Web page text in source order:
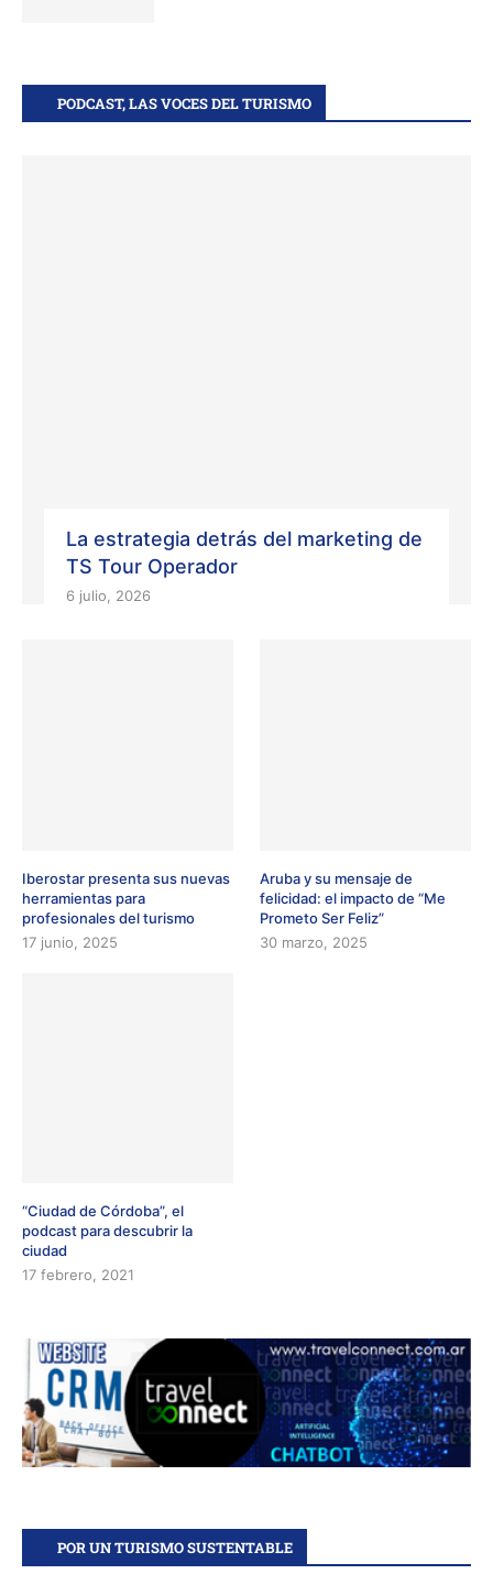
PODCAST, LAS VOCES DEL TURISMO
La estrategia detrás del marketing de
TS Tour Operador
6 julio, 2026
Iberostar presenta sus nuevas
herramientas para
profesionales del turismo
17 junio, 2025
Aruba y su mensaje de
felicidad: el impacto de “Me
Prometo Ser Feliz”
30 marzo, 2025
“Ciudad de Córdoba”, el
podcast para descubrir la
ciudad
17 febrero, 2021
POR UN TURISMO SUSTENTABLE